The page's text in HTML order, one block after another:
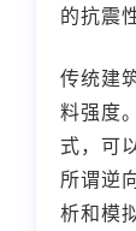
的抗震
传统建
料强度
式，可
所谓逆
析和模